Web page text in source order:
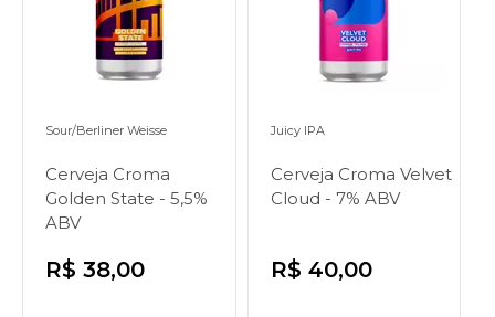
Sour/Berliner Weisse
Cerveja Croma
Golden State - 5,5%
ABV
R$ 38,00
Juicy IPA
Cerveja Croma Velvet
Cloud - 7% ABV
R$ 40,00